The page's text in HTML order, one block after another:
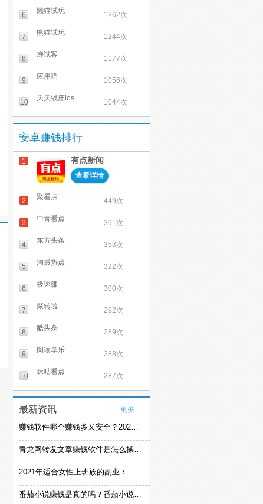
6 懒猫试玩 1262次
7 熊猫试玩 1244次
8 蝉试客 1177次
9 应用喵 1056次
10 天天钱庄ios 1044次
安卓赚钱排行
1 有点新闻
查看详情
2 聚看点 449次
3 中青看点 391次
4 东方头条 353次
5 淘最热点 322次
6 极速赚 300次
7 聚转啦 292次
8 酷头条 289次
9 阅读享乐 288次
10 咪咕看点 287次
最新资讯 更多
赚钱软件哪个赚钱多又安全？2021精选赚钱软件
青龙网转发文章赚钱软件是怎么操作的？
2021年适合女性上班族的副业：女生在家赚钱兼职推荐
番茄小说赚钱是真的吗？番茄小说怎么操作赚钱